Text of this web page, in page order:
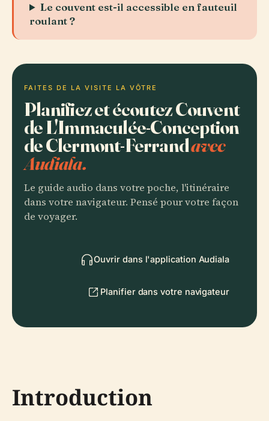
Le couvent est-il accessible en fauteuil
roulant ?
FAITES DE LA VISITE LA VÔTRE
Planifiez et écoutez Couvent
de L'Immaculée-Conception
de Clermont-Ferrandavec
Audiala.
Le guide audio dans votre poche, l'itinéraire
dans votre navigateur. Pensé pour votre façon
de voyager.
Ouvrir dans l'application Audiala
Planifier dans votre navigateur
Introduction